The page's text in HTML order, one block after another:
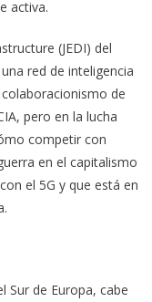
activa.
(JEDI) del
red de inteligencia
de
pero en la lucha
competir con
en el capitalismo
el 5G y que está en
Sur de Europa, cabe